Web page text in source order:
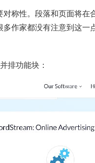
称性。段落和页面将
作家都没有注意到这一
排功能块：